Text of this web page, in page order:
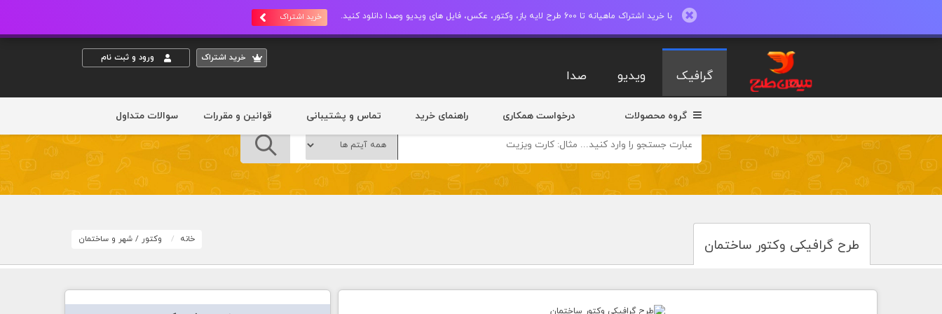
با خرید اشتراک ماهیانه تا 600 طرح لایه باز، وکتور، عکس، فایل های ویدیو وصدا دانلود کنید. خرید اشتراک
خريد اشتراک ورود و ثبت نام
گرافیک ویدیو صدا
گروه محصولات درخواست همکاری راهنمای خرید تماس و پشتیبانی قوانین و مقررات سوالات متداول
طرح گرافیکی وکتور ساختمان خانه وکتور / شهر و ساختمان